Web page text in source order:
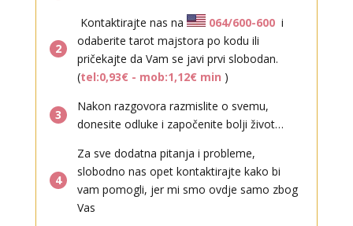
2
Kontaktirajte nas na 064/600-600 i
odaberite tarot majstora po kodu ili
pričekajte da Vam se javi prvi slobodan.
(tel:0,93€ - mob:1,12€ min )
3
Nakon razgovora razmislite o svemu,
donesite odluke i započenite bolji život…
4
Za sve dodatna pitanja i probleme,
slobodno nas opet kontaktirajte kako bi
vam pomogli, jer mi smo ovdje samo zbog
Vas
DENI
TEHNIKE:tarot, tarot marseille, ljubavni tarot, visak
Broj tel: 064/600-600